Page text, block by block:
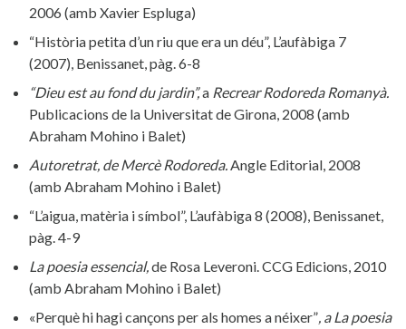
2006 (amb Xavier Espluga)
“Història petita d’un riu que era un déu”, L’aufàbiga 7
(2007), Benissanet, pàg. 6-8
“Dieu est au fond du jardin”,a Recrear Rodoreda Romanyà.
Publicacions de la Universitat de Girona, 2008 (amb
Abraham Mohino i Balet)
Autoretrat, de Mercè Rodoreda.Angle Editorial, 2008
(amb Abraham Mohino i Balet)
“L’aigua, matèria i símbol”, L’aufàbiga 8 (2008), Benissanet,
pàg. 4-9
La poesia essencial,de Rosa Leveroni. CCG Edicions, 2010
(amb Abraham Mohino i Balet)
«Perquè hi hagi cançons per als homes a néixer”, a La poesia